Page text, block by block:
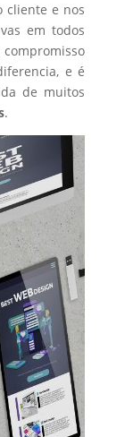
cliente e nos
em todos
e é
de muitos
.